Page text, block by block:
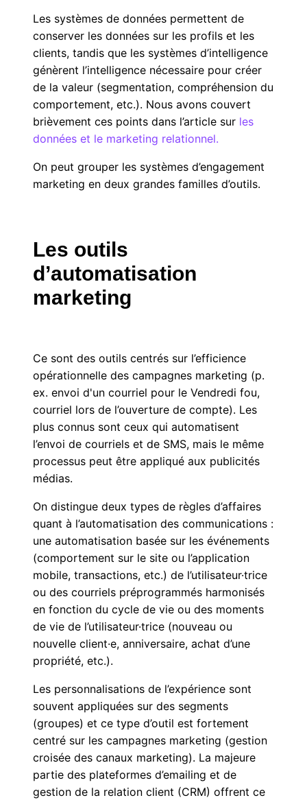
Les systèmes de données permettent de
conserver les données sur les profils et les
clients, tandis que les systèmes d’intelligence
génèrent l’intelligence nécessaire pour créer
de la valeur (segmentation, compréhension du
comportement, etc.). Nous avons couvert
brièvement ces points dans l’article sur les
données et le marketing relationnel.
On peut grouper les systèmes d’engagement
marketing en deux grandes familles d’outils.
Les outils
d’automatisation
marketing
Ce sont des outils centrés sur l’efficience
opérationnelle des campagnes marketing (p.
ex. envoi d'un courriel pour le Vendredi fou,
courriel lors de l’ouverture de compte). Les
plus connus sont ceux qui automatisent
l’envoi de courriels et de SMS, mais le même
processus peut être appliqué aux publicités
médias.
On distingue deux types de règles d’affaires
quant à l’automatisation des communications :
une automatisation basée sur les événements
(comportement sur le site ou l’application
mobile, transactions, etc.) de l’utilisateur·trice
ou des courriels préprogrammés harmonisés
en fonction du cycle de vie ou des moments
de vie de l’utilisateur·trice (nouveau ou
nouvelle client·e, anniversaire, achat d’une
propriété, etc.).
Les personnalisations de l’expérience sont
souvent appliquées sur des segments
(groupes) et ce type d’outil est fortement
centré sur les campagnes marketing (gestion
croisée des canaux marketing). La majeure
partie des plateformes d’emailing et de
gestion de la relation client (CRM) offrent ce